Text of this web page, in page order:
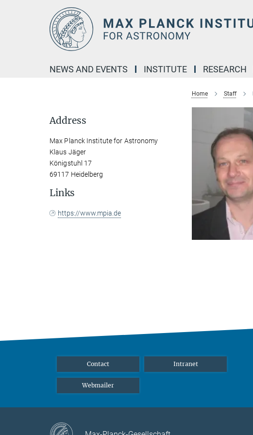
NEWS AND EVENTS INSTITUTE RESEARCH
Home Staff
Address
Max Planck Institute for Astronomy
Klaus Jäger
Königstuhl 17
69117 Heidelberg
Links
https://www.mpia.de
Contact Intranet
Webmailer